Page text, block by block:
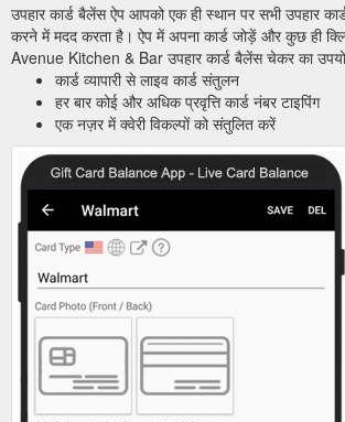
उपहार कार्ड बैलेंस ऐप आपको एक ही स्थान पर सभी उपहार
करने में मदद करता है। ऐप में अपना कार्ड जोड़ें और कुछ ही
Avenue Kitchen & Bar उपहार कार्ड बैलेंस चेकर का
कार्ड व्यापारी से लाइव कार्ड संतुलन
हर बार कोई और अधिक प्रवृत्ति कार्ड नंबर टाइपिंग
एक नज़र में क्वेरी विकल्पों को संतुलित करें